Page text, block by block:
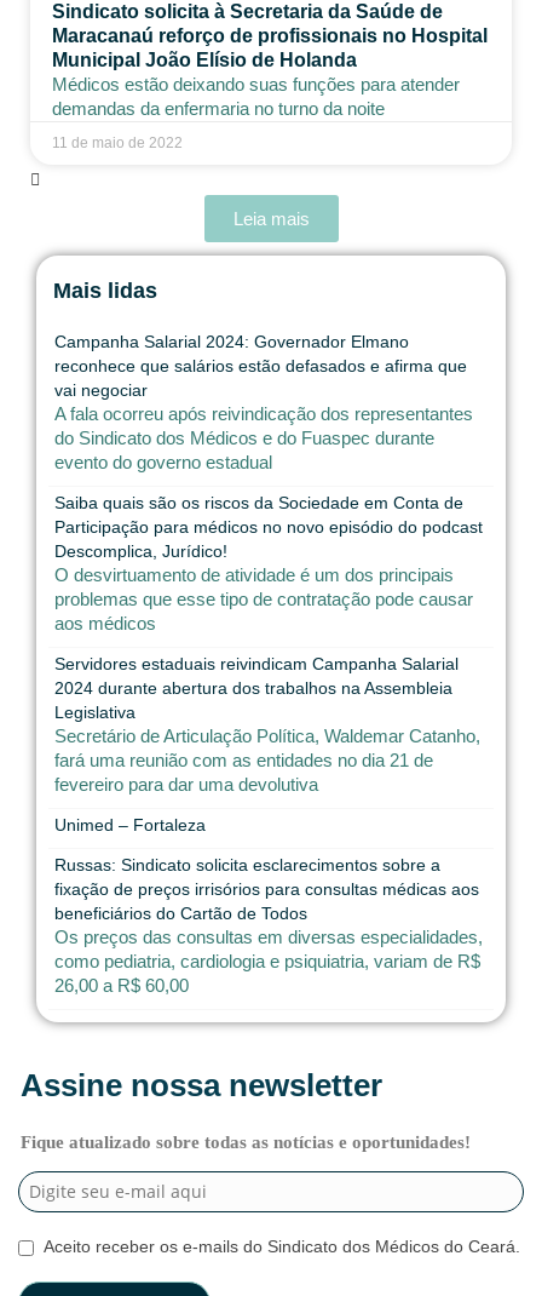
Sindicato solicita à Secretaria da Saúde de
Maracanaú reforço de profissionais no Hospital
Municipal João Elísio de Holanda
Médicos estão deixando suas funções para atender
demandas da enfermaria no turno da noite
11 de maio de 2022
Leia mais
Mais lidas
Campanha Salarial 2024: Governador Elmano
reconhece que salários estão defasados e afirma que
vai negociar
A fala ocorreu após reivindicação dos representantes
do Sindicato dos Médicos e do Fuaspec durante
evento do governo estadual
Saiba quais são os riscos da Sociedade em Conta de
Participação para médicos no novo episódio do podcast
Descomplica, Jurídico!
O desvirtuamento de atividade é um dos principais
problemas que esse tipo de contratação pode causar
aos médicos
Servidores estaduais reivindicam Campanha Salarial
2024 durante abertura dos trabalhos na Assembleia
Legislativa
Secretário de Articulação Política, Waldemar Catanho,
fará uma reunião com as entidades no dia 21 de
fevereiro para dar uma devolutiva
Unimed – Fortaleza
Russas: Sindicato solicita esclarecimentos sobre a
fixação de preços irrisórios para consultas médicas aos
beneficiários do Cartão de Todos
Os preços das consultas em diversas especialidades,
como pediatria, cardiologia e psiquiatria, variam de R$
26,00 a R$ 60,00
Assine nossa newsletter
Fique atualizado sobre todas as notícias e oportunidades!
Aceito receber os e-mails do Sindicato dos Médicos do Ceará.